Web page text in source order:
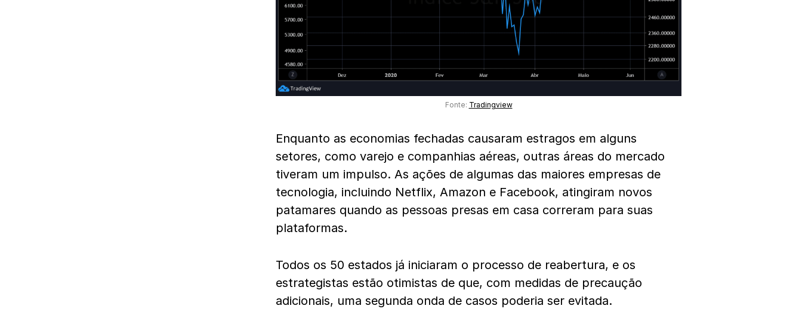
Fonte: Tradingview
Enquanto as economias fechadas causaram estragos em alguns
setores, como varejo e companhias aéreas, outras áreas do mercado
tiveram um impulso. As ações de algumas das maiores empresas de
tecnologia, incluindo Netflix, Amazon e Facebook, atingiram novos
patamares quando as pessoas presas em casa correram para suas
plataformas.
Todos os 50 estados já iniciaram o processo de reabertura, e os
estrategistas estão otimistas de que, com medidas de precaução
adicionais, uma segunda onda de casos poderia ser evitada.